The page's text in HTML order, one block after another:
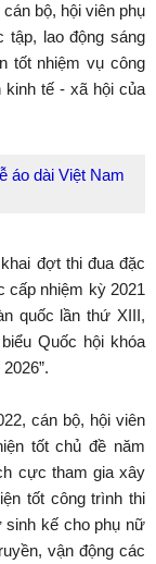
bộ, hội viên phụ
tập, lao động sáng
tốt nhiệm vụ công
tế - xã hội của
áo dài Việt Nam
đợt thi đua đặc
cấp nhiệm kỳ 2021
quốc lần thứ XIII,
Quốc hội khóa
cán bộ, hội viên
tốt chủ đề năm
cực tham gia xây
tốt công trình thi
sinh kế cho phụ nữ
vận động các